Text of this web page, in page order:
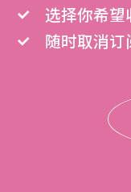
选择你希望
随时取消订